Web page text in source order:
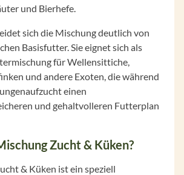
und Bierhefe.
sich die Mischung deutlich von
Basisfutter. Sie eignet sich als
für Wellensittiche,
und andere Exoten, die während
einen
und gehaltvolleren Futterplan
Zucht & Küken?
& Küken ist ein speziell